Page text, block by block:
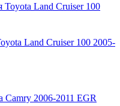
Land Cruiser 100 2005-